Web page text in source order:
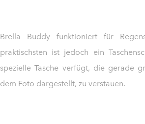
Brella Buddy funktioniert für
praktischsten ist jedoch ein
spezielle Tasche verfügt, die gerade
dem Foto dargestellt, zu verstauen.